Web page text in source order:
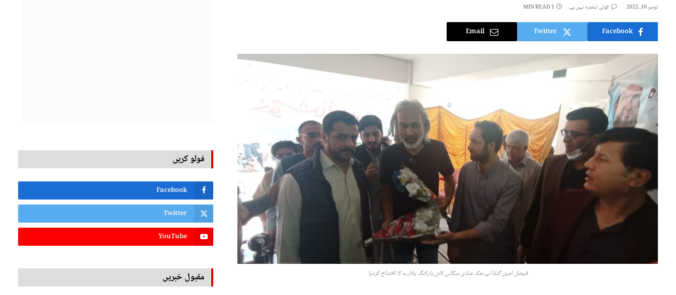
نومبر 10, 2022 کوئی تبصرہ نہیں ہے۔ 1 MIN READ
Facebook
Twitter
Email
فیصل امین گنڈا نے نمک منڈی سکائی لائن پارکنگ پلازے کا افتتاح کردیا
فولو کریں
Facebook
Twitter
YouTube
مقبول خبریں